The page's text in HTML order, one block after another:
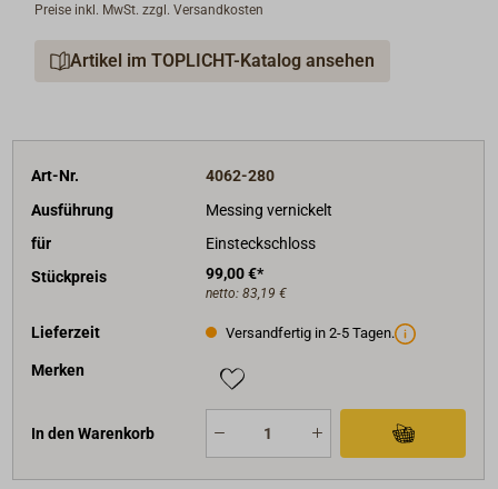
Preise inkl. MwSt. zzgl. Versandkosten
Artikel im TOPLICHT-Katalog ansehen
Art-Nr.
4062-280
Ausführung
Messing vernickelt
für
Einsteckschloss
Stückpreis
99,00 €*
netto: 83,19 €
Lieferzeit Versandfertig in 2-5 Tagen.
Merken
In den Warenkorb